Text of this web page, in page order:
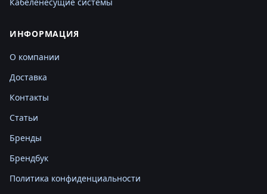
ИНФОРМАЦИЯ
О компании
Доставка
Контакты
Статьи
Бренды
Брендбук
Политика конфиденциальности